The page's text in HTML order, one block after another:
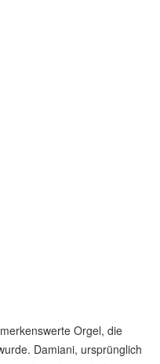
Orgel, die
Damiani, ursprünglich